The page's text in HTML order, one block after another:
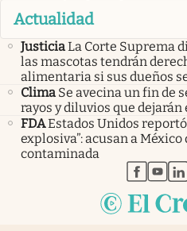
Actualidad
JusticiaLa Corte Suprema
las mascotas tendrán
alimentaria si sus dueños
Clima Se avecina un fin de
rayos y diluvios que
FDAEstados Unidos
explosiva”: acusan a
contaminada
abre